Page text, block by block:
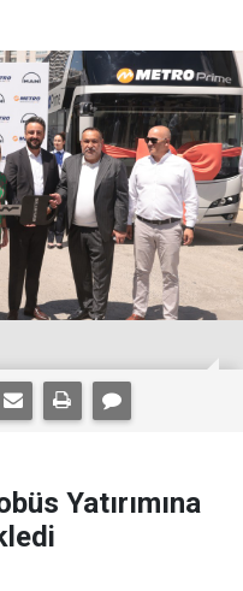
Yatırımına